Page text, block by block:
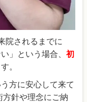
院されるまでに
」という場合、初
。
方に安心して来て
方針や理念にご納